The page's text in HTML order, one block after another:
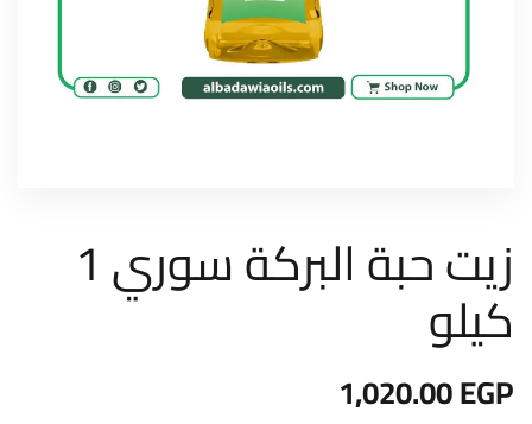
زيت حبة البركة سوري 1
كيلو
1,020.00EGP